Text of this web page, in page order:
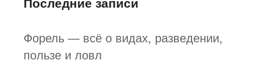
Последние записи
Форель — всё о видах, разведении,
пользе и ловл